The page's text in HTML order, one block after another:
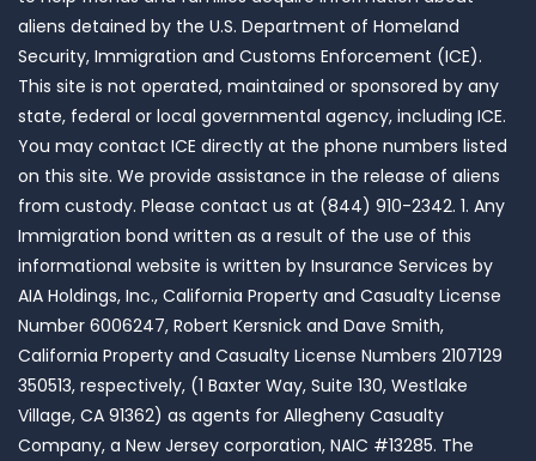
aliens detained by the U.S. Department of Homeland
Security, Immigration and Customs Enforcement (ICE).
This site is not operated, maintained or sponsored by any
state, federal or local governmental agency, including ICE.
You may contact ICE directly at the phone numbers listed
on this site. We provide assistance in the release of aliens
from custody. Please contact us at (844) 910-2342. 1. Any
Immigration bond written as a result of the use of this
informational website is written by Insurance Services by
AIA Holdings, Inc., California Property and Casualty License
Number 6006247, Robert Kersnick and Dave Smith,
California Property and Casualty License Numbers 2107129
350513, respectively, (1 Baxter Way, Suite 130, Westlake
Village, CA 91362) as agents for Allegheny Casualty
Company, a New Jersey corporation, NAIC #13285. The